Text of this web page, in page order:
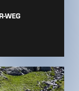
WEG